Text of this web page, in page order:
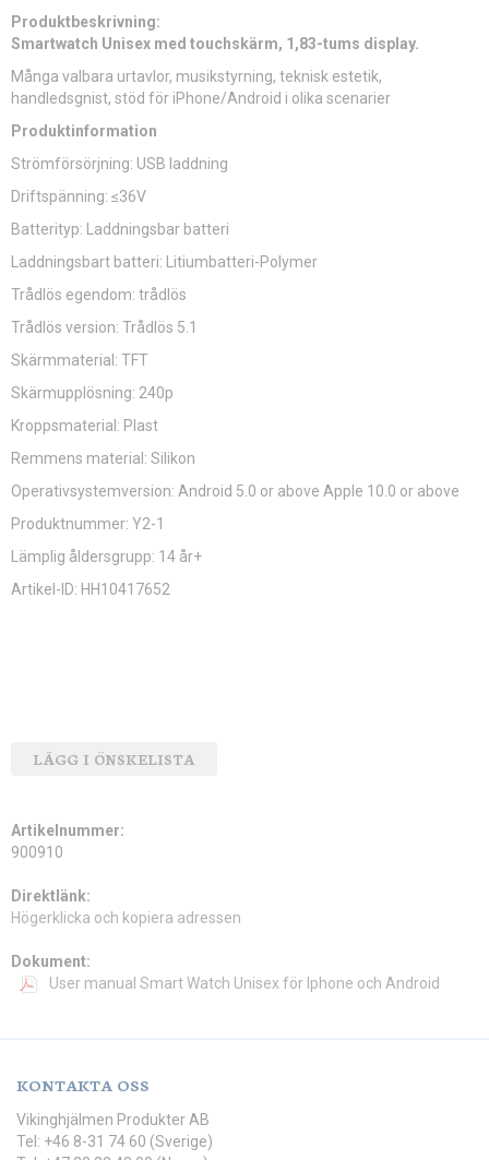
Produktbeskrivning:
Smartwatch Unisex med touchskärm, 1,83-tums display.
Många valbara urtavlor, musikstyrning, teknisk estetik,
handledsgnist, stöd för iPhone/Android i olika scenarier
Produktinformation
Strömförsörjning: USB laddning
Driftspänning: ≤36V
Batterityp: Laddningsbar batteri
Laddningsbart batteri: Litiumbatteri-Polymer
Trådlös egendom: trådlös
Trådlös version: Trådlös 5.1
Skärmmaterial: TFT
Skärmupplösning: 240p
Kroppsmaterial: Plast
Remmens material: Silikon
Operativsystemversion: Android 5.0 or above Apple 10.0 or above
Produktnummer: Y2-1
Lämplig åldersgrupp: 14 år+
Artikel-ID: HH10417652
LÄGG I ÖNSKELISTA
Artikelnummer:
900910
Direktlänk:
Högerklicka och kopiera adressen
Dokument:
User manual Smart Watch Unisex för Iphone och Android
KONTAKTA OSS
Vikinghjälmen Produkter AB
Tel: +46 8-31 74 60 (Sverige)